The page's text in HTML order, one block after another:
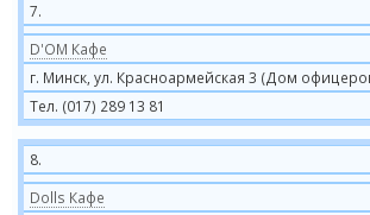
7.
D'OM Кафе
г. Минск, ул. Красноармейская 3 (Дом
Тел. (017) 289 13 81
8.
Dolls Кафе